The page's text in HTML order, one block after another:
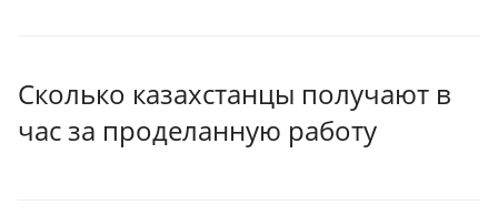
Сколько казахстанцы получают в
час за проделанную работу